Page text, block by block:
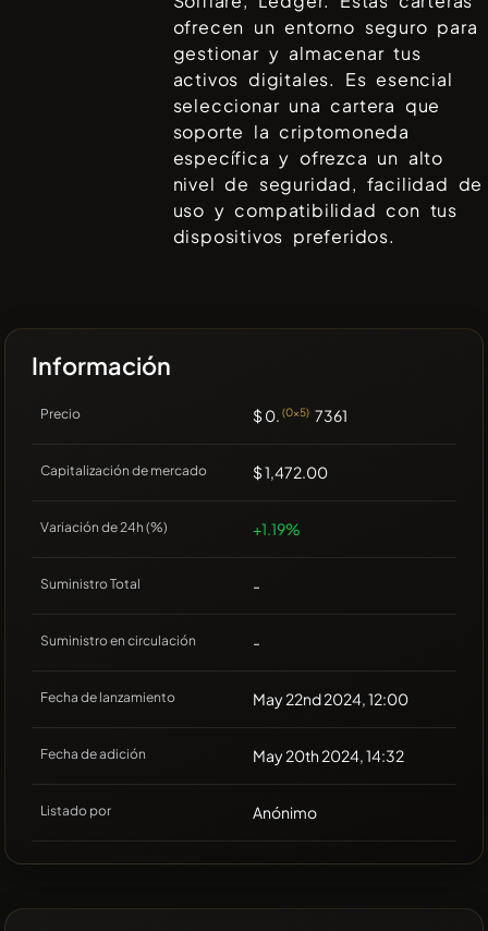
ofrecen un entorno seguro para
gestionar y almacenar tus
activos digitales. Es esencial
seleccionar una cartera que
soporte la criptomoneda
específica y ofrezca un alto
nivel de seguridad, facilidad de
uso y compatibilidad con tus
dispositivos preferidos.
Información
Precio $ 0. (0x5) 7361
Capitalización de mercado $ 1,472.00
Variación de 24h (%) +1.19%
Suministro Total -
Suministro en circulación -
Fecha de lanzamiento May 22nd 2024, 12:00
Fecha de adición May 20th 2024, 14:32
Listado por Anónimo